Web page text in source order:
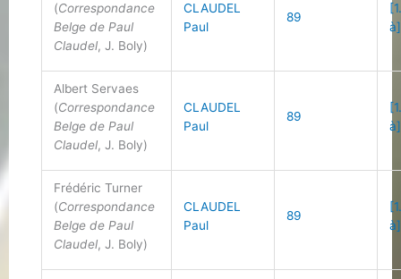
(Correspondance
Belge de Paul
Claudel, J. Boly)
CLAUDEL
Paul
89
à]
Albert Servaes
(Correspondance
Belge de Paul
Claudel, J. Boly)
CLAUDEL
Paul
89
à]
Frédéric Turner
(Correspondance
Belge de Paul
Claudel, J. Boly)
CLAUDEL
Paul
89
à]